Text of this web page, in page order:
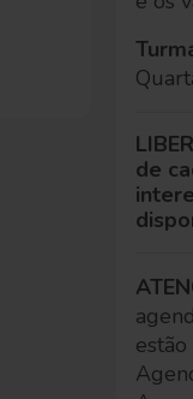
de
estão